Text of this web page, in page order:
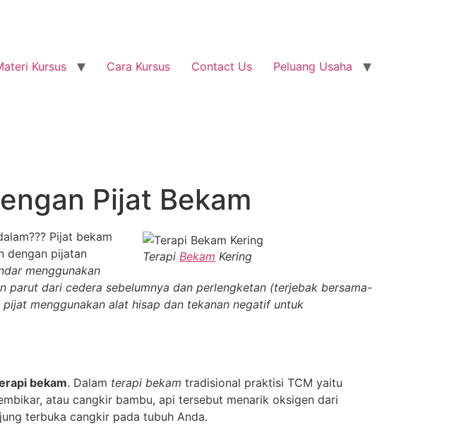
Kursus Cara Kursus Contact Us Peluang Usaha
Pijat Bekam
Terapi Bekam Kering
Pijat bekam
dengan pijatan
menggunakan
parut dari cedera sebelumnya dan perlengketan (terjebak bersama-
menggunakan alat hisap dan tekanan negatif untuk
bekam. Dalam terapi bekam tradisional praktisi TCM yaitu
atau cangkir bambu, api tersebut menarik oksigen dari
terbuka cangkir pada tubuh Anda.